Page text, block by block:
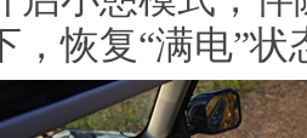
，恢复“满电”